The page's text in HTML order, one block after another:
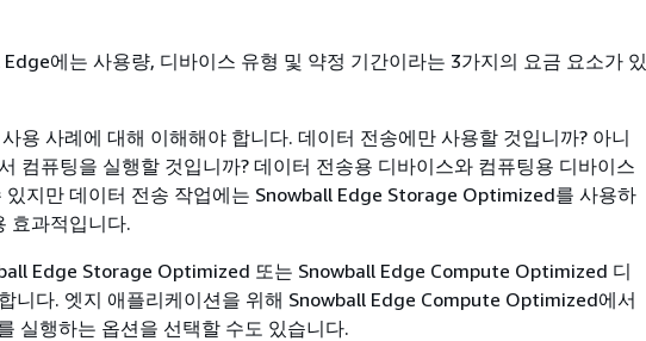
Edge에는 사용량, 디바이스 유형 및 약정 기간이라는 3가지의 요금 요소가 있
용 사례에 대해 이해해야 합니다. 데이터 전송에만 사용할 것입니까? 아니
컴퓨팅을 실행할 것입니까? 데이터 전송용 디바이스와 컴퓨팅용 디바이스
있지만 데이터 전송 작업에는 Snowball Edge Storage Optimized를 사용하
효과적입니다.
Edge Storage Optimized 또는 Snowball Edge Compute Optimized 디
니다. 엣지 애플리케이션을 위해 Snowball Edge Compute Optimized에서
실행하는 옵션을 선택할 수도 있습니다.